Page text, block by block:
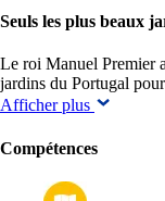
Seuls les plus beaux
Le roi Manuel Premier
jardins du Portugal
Afficher plus
Compétences